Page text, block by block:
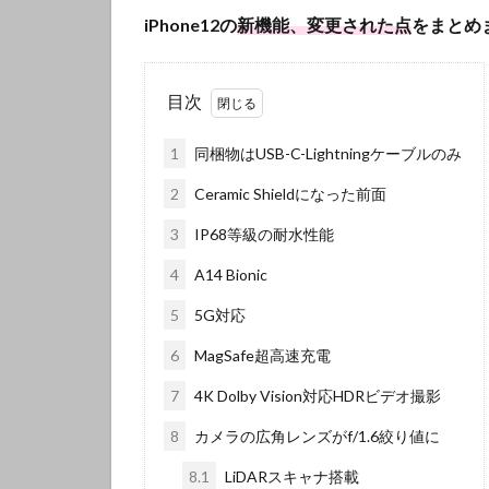
iPhone12の新機能、変更された点をまとめ
目次
1 同梱物はUSB-C-Lightningケーブルのみ
2 Ceramic Shieldになった前面
3 IP68等級の耐水性能
4 A14 Bionic
5 5G対応
6 MagSafe超高速充電
7 4K Dolby Vision対応HDRビデオ撮影
8 カメラの広角レンズがf/1.6絞り値に
8.1 LiDARスキャナ搭載